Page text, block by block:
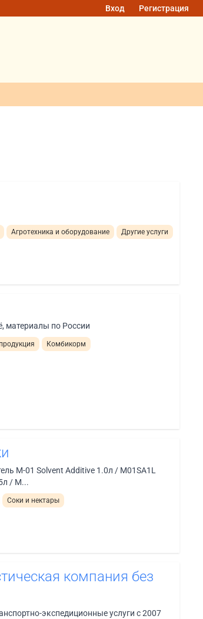
Вход Регистрация
Агротехника и оборудование
Другие услуги
материалы по России
Комбикорм
M-01 Solvent Additive 1.0л / M01SA1L
/ M...
Соки и нектары
компания без
экспедиционные услуги с 2007